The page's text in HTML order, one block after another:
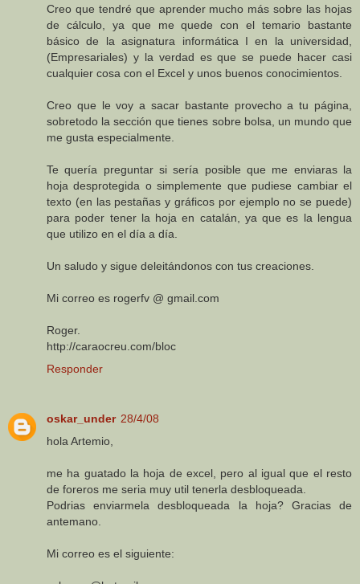
Creo que tendré que aprender mucho más sobre las hojas
de cálculo, ya que me quede con el temario bastante
básico de la asignatura informática I en la universidad,
(Empresariales) y la verdad es que se puede hacer casi
cualquier cosa con el Excel y unos buenos conocimientos.
Creo que le voy a sacar bastante provecho a tu página,
sobretodo la sección que tienes sobre bolsa, un mundo que
me gusta especialmente.
Te quería preguntar si sería posible que me enviaras la
hoja desprotegida o simplemente que pudiese cambiar el
texto (en las pestañas y gráficos por ejemplo no se puede)
para poder tener la hoja en catalán, ya que es la lengua
que utilizo en el día a día.
Un saludo y sigue deleitándonos con tus creaciones.
Mi correo es rogerfv @ gmail.com
Roger.
http://caraocreu.com/bloc
Responder
oskar_under 28/4/08
hola Artemio,
me ha guatado la hoja de excel, pero al igual que el resto
de foreros me seria muy util tenerla desbloqueada.
Podrias enviarmela desbloqueada la hoja? Gracias de
antemano.
Mi correo es el siguiente: